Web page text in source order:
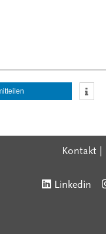
Kontakt
Linkedin